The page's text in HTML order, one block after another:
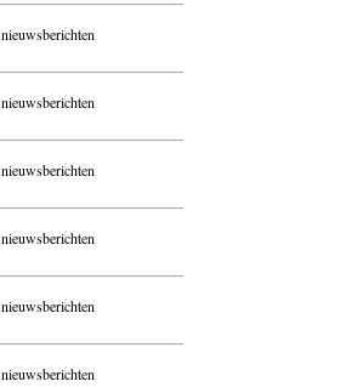
nieuwsberichten
nieuwsberichten
nieuwsberichten
nieuwsberichten
nieuwsberichten
nieuwsberichten